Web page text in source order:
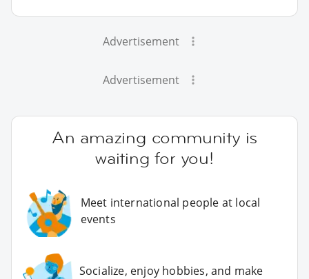
Advertisement
Advertisement
An amazing community is
waiting for you!
Meet international people at local
events
Socialize, enjoy hobbies, and make